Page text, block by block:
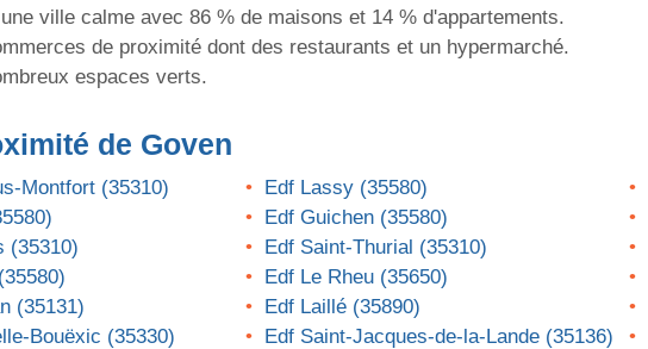
ville calme avec 86 % de maisons et 14 % d'appartements.
de proximité dont des restaurants et un hypermarché.
espaces verts.
de Goven
Montfort (35310) Edf Lassy (35580)
Edf Guichen (35580)
(35310)
Edf Saint-Thurial (35310)
Edf Le Rheu (35650)
(35131)
Edf Laillé (35890)
Bouëxic (35330)
Edf Saint-Jacques-de-la-Lande (35136)